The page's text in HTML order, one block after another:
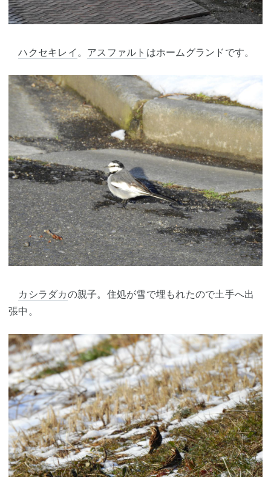
ハクセキレイ 。 アスファルト はホームグランドです。
カシラダカの親子。住処が雪で埋もれたので土手へ出
張中。